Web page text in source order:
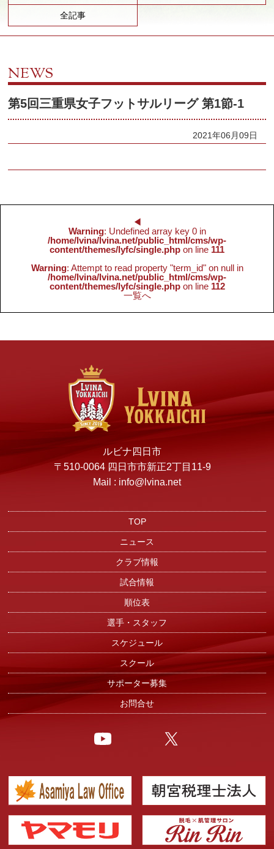
全記事
NEWS
第5回三重県女子フットサルリーグ 第1節-1
2021年06月09日
◀︎
Warning: Undefined array key 0 in
/home/lvina/lvina.net/public_html/cms/wp-
content/themes/lyfc/single.php on line 111
Warning: Attempt to read property "term_id" on null in
/home/lvina/lvina.net/public_html/cms/wp-
content/themes/lyfc/single.phpon line 112
一覧へ
ルビナ四日市
〒510-0064 四日市市新正2丁目11-9
Mail : info@lvina.net
TOP
ニュース
クラブ情報
試合情報
順位表
選手・スタッフ
スケジュール
スクール
サポーター募集
お問合せ